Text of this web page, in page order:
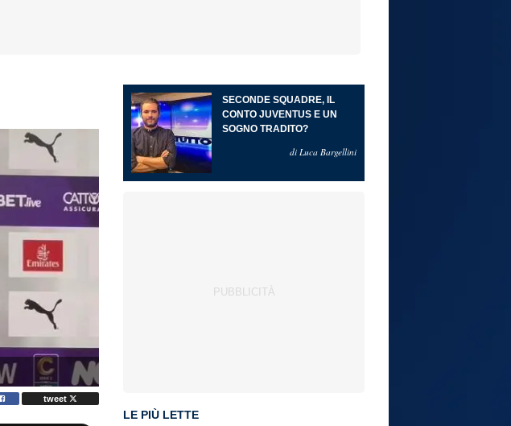
tweet
SECONDE SQUADRE, IL
CONTO JUVENTUS E UN
SOGNO TRADITO?
di Luca Bargellini
LE PIÙ LETTE